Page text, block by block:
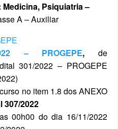
Psiquiatria –
A – Auxiliar
– PROGEPE, de
301/2022 – PROGEPE
no item 1.8 dos ANEXO
307/2022
00h00 do dia 16/11/2022